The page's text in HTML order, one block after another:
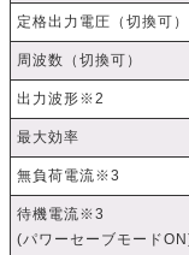
定格出力電圧（切換可）
周波数（切換可）
出力波形※2
最大効率
無負荷電流※3
待機電流※3
(パワーセーブモード